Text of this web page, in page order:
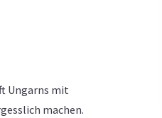
Ungarns mit
machen.